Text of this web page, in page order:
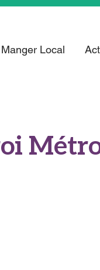
Local